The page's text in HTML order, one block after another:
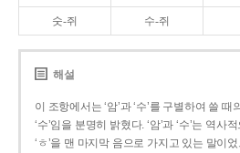
숫-쥐 수-쥐
해설
이 조항에서는 ‘암’과 ‘수’를 구별하여 쓸 때
‘수’임을 분명히 밝혔다. ‘암’과 ‘수’는 역사
‘ㅎ’을 맨 마지막 음으로 가지고 있는 말이